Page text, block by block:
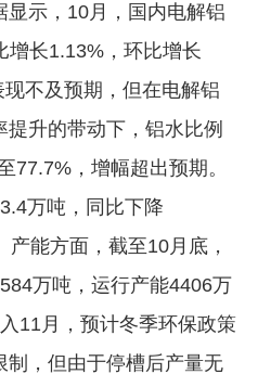
显示，10月，国内电解铝
增长1.13%，环比增长
不及预期，但在电解铝
升的带动下，铝水比例
77.7%，增幅超出预期。
万吨，同比下降
能方面，截至10月底，
万吨，运行产能4406万
11月，预计冬季环保政策
制，但由于停槽后产量无